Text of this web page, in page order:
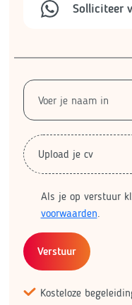
Solliciteer
Upload je cv
Als je op verstuur
voorwaarden.
Verstuur
Kosteloze